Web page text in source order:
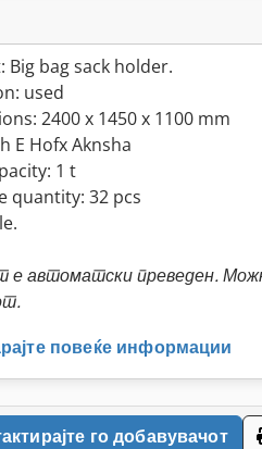
Big bag sack holder.
used
2400 x 1450 x 1100 mm
E Hofx Aknsha
1 t
quantity: 32 pcs
е автоматски преведен.
повеќе информации
го добавувачот